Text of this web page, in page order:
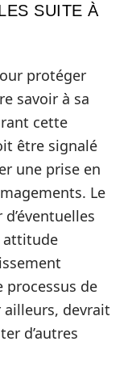
SUITE À
protéger
savoir à sa
cette
être signalé
une prise en
Le
attitude
processus de
ailleurs, devrait
d’autres